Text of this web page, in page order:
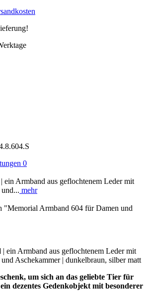
0
ein Armband aus geflochtenem Leder mit
und... mehr
"Memorial Armband 604 für Damen und
| ein Armband aus geflochtenem Leder mit
Aschekammer | dunkelbraun, silber matt
um sich an das geliebte Tier für
dezentes Gedenkobjekt mit besonderer